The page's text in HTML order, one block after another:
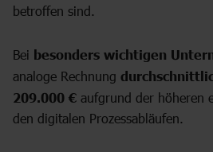
betroffen sind.
Bei besonders wichtigen
analoge Rechnung
209.000 € aufgrund der höheren
den digitalen Prozessabläufen.